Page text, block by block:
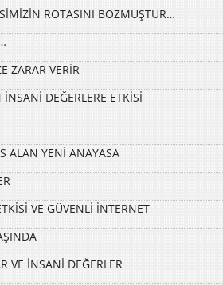
ROTASINI BOZMUŞTUR…
ZARAR VERİR
DEĞERLERE ETKİSİ
ALAN YENİ ANAYASA
VE GÜVENLİ İNTERNET
VE İNSANİ DEĞERLER